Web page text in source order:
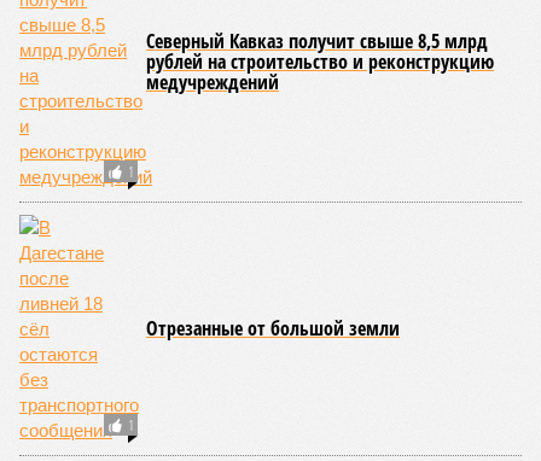
1
Северный Кавказ получит свыше 8,5 млрд
рублей на строительство и реконструкцию
медучреждений
1
Отрезанные от большой земли